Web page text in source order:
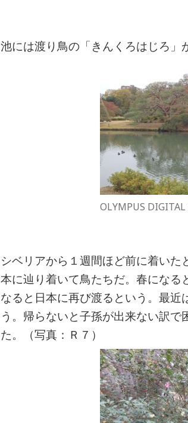
池には渡り鳥の「きんくろはじろ」
OLYMPUS DIGITAL
シベリアから１週間ほど前に着い
本に辿り着いて鳥たちだ。春にな
なると日本に再び渡るという。最
う。帰らないと子孫が出来ない訳
た。（写真：Ｒ７）